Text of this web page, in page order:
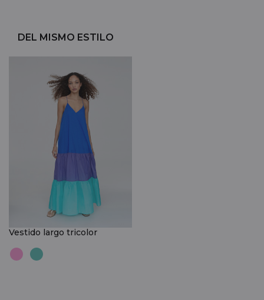
DEL MISMO ESTILO
Vestido largo tricolor